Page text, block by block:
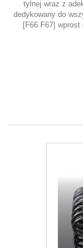
tylnej wraz z
dedykowany do
[F66 F67]